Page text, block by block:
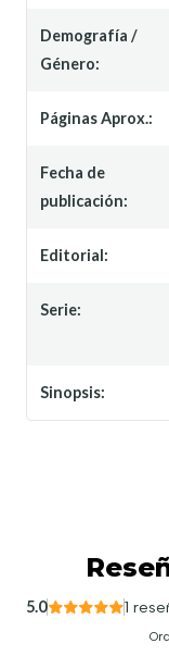
Demografía /
Género:
Páginas Aprox.:
Fecha de
publicación:
Editorial:
Serie:
Sinopsis:
5.0 1